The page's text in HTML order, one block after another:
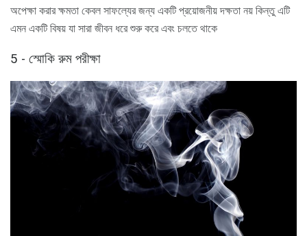
অপেক্ষা করার ক্ষমতা কেবল সাফল্যের জন্য একটি প্রয়োজনীয় দক্ষতা নয় কিন্তু এটি
এমন একটি বিষয় যা সারা জীবন ধরে শুরু করে এবং চলতে থাকে
5 - স্মোকি রুম পরীক্ষা